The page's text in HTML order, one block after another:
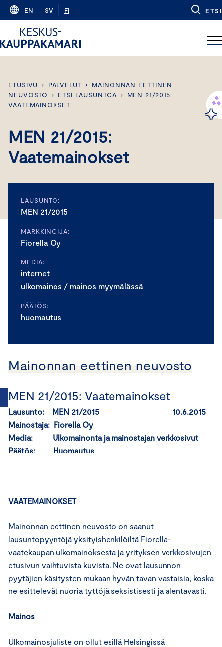
Skip
content
EN SV FI ETSI
ETUSIVU › PALVELUT ›
MAINONNAN EETTINEN
NEUVOSTO
› ETSI LAUSUNTOA ›
MEN 21/2015:
VAATEMAINOKSET
MEN 21/2015:
Vaatemainokset
LAUSUNTO:
MEN 21/2015
MARKKINOIJA:
Fiorella Oy
MEDIA:
internet
ulkomainos / mainos myymälässä
PÄÄTÖS:
huomautus
Mainonnan eettinen neuvosto
MEN 21/2015: Vaatemainokset
Lausunto: MEN 21/2015 10.6.2015
Mainostaja: Fiorella Oy
Media: Ulkomainonta ja mainostajan verkkosivut
Päätös: Huomautus
VAATEMAINOKSET
Mainonnan eettinen neuvosto on saanut
lausuntopyyntöjä yksityishenkilöiltä Fiorella-
vaatekaupan ulkomainoksesta ja yrityksen verkkosivujen
etusivun vaihtuvista kuvista. Ne ovat lausunnon
pyytäjien käsitysten mukaan hyvän tavan vastaisia, koska
ne esittelevät nuoria tyttöjä seksistisesti ja alentavasti.
Mainos
Ulkomainosjuliste on ollut esillä Helsingissä